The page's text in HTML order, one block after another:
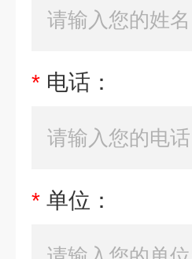
* 电话：
* 单位：